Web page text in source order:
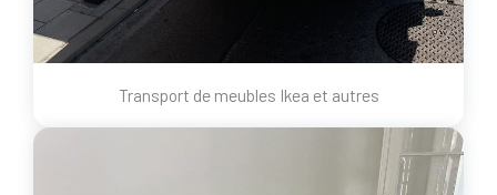
Transport de meubles Ikea et autres